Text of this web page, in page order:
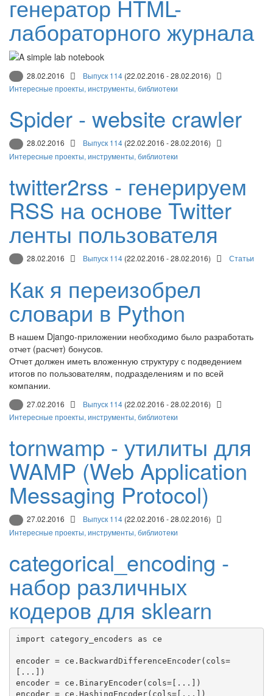
генератор HTML-
лабораторного журнала
28.02.2016 Выпуск 114 (22.02.2016 - 28.02.2016)
Интересные проекты, инструменты, библиотеки
Spider - website crawler
28.02.2016 Выпуск 114 (22.02.2016 - 28.02.2016)
Интересные проекты, инструменты, библиотеки
twitter2rss - генерируем
RSS на основе Twitter
ленты пользователя
28.02.2016 Выпуск 114 (22.02.2016 - 28.02.2016) Статьи
Как я переизобрел
словари в Python
В нашем Django-приложении необходимо было разработать
отчет (расчет) бонусов.
Отчет должен иметь вложенную структуру с подведением
итогов по пользователям, подразделениям и по всей
компании.
27.02.2016 Выпуск 114 (22.02.2016 - 28.02.2016)
Интересные проекты, инструменты, библиотеки
tornwamp - утилиты для
WAMP (Web Application
Messaging Protocol)
27.02.2016 Выпуск 114 (22.02.2016 - 28.02.2016)
Интересные проекты, инструменты, библиотеки
categorical_encoding -
набор различных
кодеров для sklearn
import category_encoders as ce
encoder = ce.BackwardDifferenceEncoder(cols=
[...])
encoder = ce.BinaryEncoder(cols=[...])
encoder = ce.HashingEncoder(cols=[...])